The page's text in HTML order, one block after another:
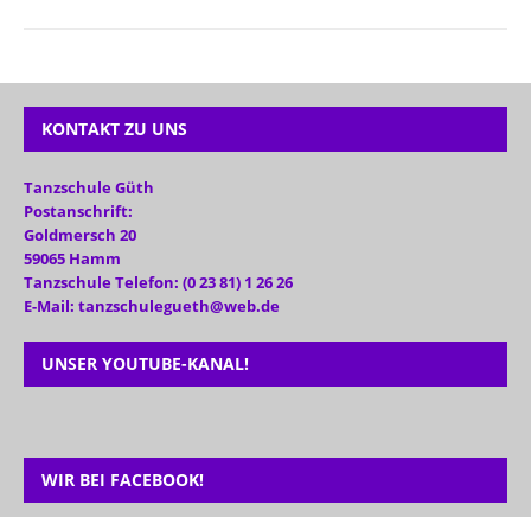
KONTAKT ZU UNS
Tanzschule Güth
Postanschrift:
Goldmersch 20
59065 Hamm
Tanzschule Telefon: (0 23 81) 1 26 26
E-Mail: tanzschulegueth@web.de
UNSER YOUTUBE-KANAL!
WIR BEI FACEBOOK!